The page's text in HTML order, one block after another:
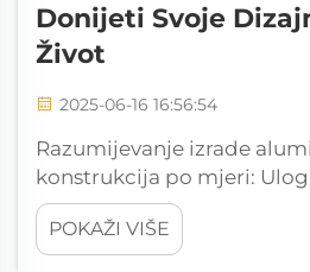
Donijeti Svoje
Život
2025-06-16 16:56:54
Razumijevanje izrade
konstrukcija po mjeri:
aluminija u ostvarivanju
izrade aluminijskih
omogućena je upotrebom
POKAŽI VIŠE